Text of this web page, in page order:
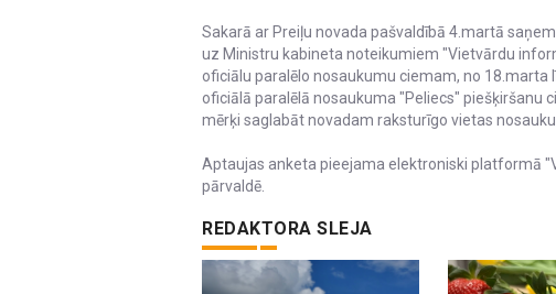
Sakarā ar Preiļu novada pašvaldībā 4.martā
uz Ministru kabineta noteikumiem "Vietvārdu
oficiālu paralēlo nosaukumu ciemam, no
oficiālā paralēlā nosaukuma "Peliecs" piešķiršanu
mērķi saglabāt novadam raksturīgo vietas
Aptaujas anketa pieejama elektroniski platformā
pārvaldē.
REDAKTORA SLEJA